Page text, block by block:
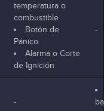
temperatura o
combustible
Botón de
Pánico
Alarma o Corte
de Ignición
-
-